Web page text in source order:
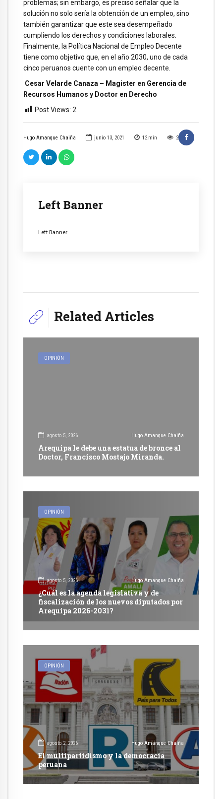
Hugo Amanque Chaiña junio 13, 2021 12 min 2
Left Banner
Left Banner
problemas; sin embargo, es preciso señalar que la
solución no solo sería la obtención de un empleo, sino
también garantizar que este sea desempeñado
cumpliendo los derechos y condiciones laborales.
Finalmente, la Política Nacional de Empleo Decente
tiene como objetivo que, en el año 2030, uno de cada
cinco peruanos cuente con un empleo decente.
Cesar Velarde Canaza – Magister en Gerencia de
Recursos Humanos y Doctor en Derecho
Post Views: 2
Related Articles
OPINIÓN
agosto 5, 2026 Hugo Amanque Chaiña
Arequipa le debe una estatua de bronce al
Doctor, Francisco Mostajo Miranda.
OPINIÓN
agosto 5, 2026 Hugo Amanque Chaiña
¿Cuál es la agenda legislativa y de
fiscalización de los nuevos diputados por
Arequipa 2026-2031?
OPINIÓN
agosto 2, 2026 Hugo Amanque Chaiña
El multipartidismo y la democracia
peruana